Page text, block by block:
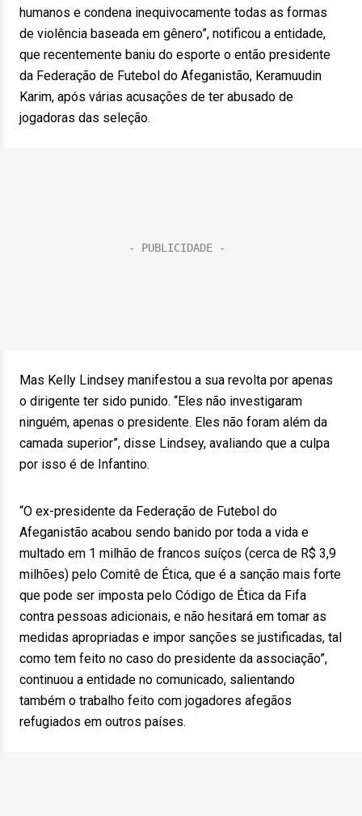
humanos e condena inequivocamente todas as formas
de violência baseada em gênero”, notificou a entidade,
que recentemente baniu do esporte o então presidente
da Federação de Futebol do Afeganistão, Keramuudin
Karim, após várias acusações de ter abusado de
jogadoras das seleção.
Mas Kelly Lindsey manifestou a sua revolta por apenas
o dirigente ter sido punido. “Eles não investigaram
ninguém, apenas o presidente. Eles não foram além da
camada superior”, disse Lindsey, avaliando que a culpa
por isso é de Infantino.
“O ex-presidente da Federação de Futebol do
Afeganistão acabou sendo banido por toda a vida e
multado em 1 milhão de francos suíços (cerca de R$ 3,9
milhões) pelo Comitê de Ética, que é a sanção mais forte
que pode ser imposta pelo Código de Ética da Fifa
contra pessoas adicionais, e não hesitará em tomar as
medidas apropriadas e impor sanções se justificadas, tal
como tem feito no caso do presidente da associação”,
continuou a entidade no comunicado, salientando
também o trabalho feito com jogadores afegãos
refugiados em outros países.